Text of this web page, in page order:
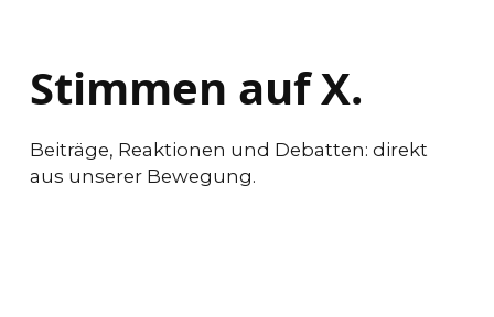
Stimmen auf X.
Beiträge, Reaktionen und Debatten: direkt
aus unserer Bewegung.